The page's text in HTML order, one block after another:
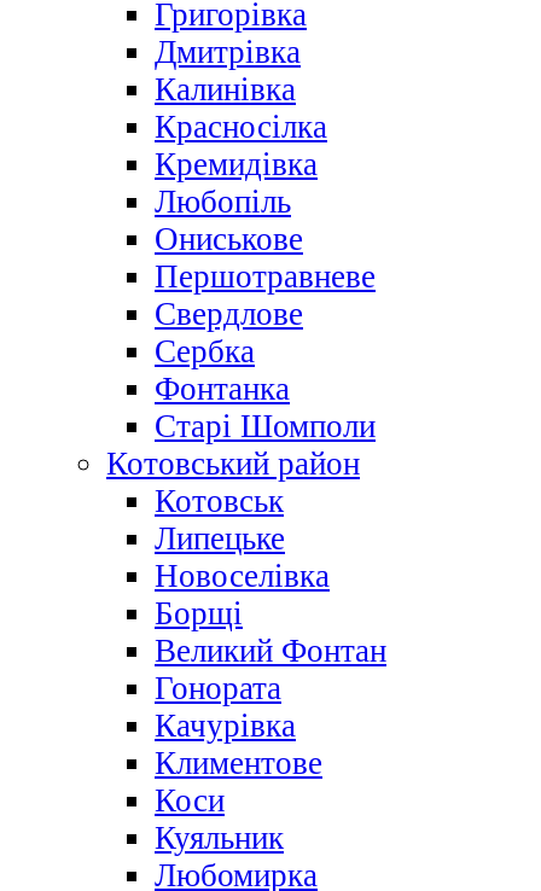
Григорівка
Дмитрівка
Калинівка
Красносілка
Кремидівка
Любопіль
Ониськове
Першотравневе
Свердлове
Сербка
Фонтанка
Старі Шомполи
Котовський район
Котовськ
Липецьке
Новоселівка
Борщі
Великий Фонтан
Гонората
Качурівка
Климентове
Коси
Куяльник
Любомирка